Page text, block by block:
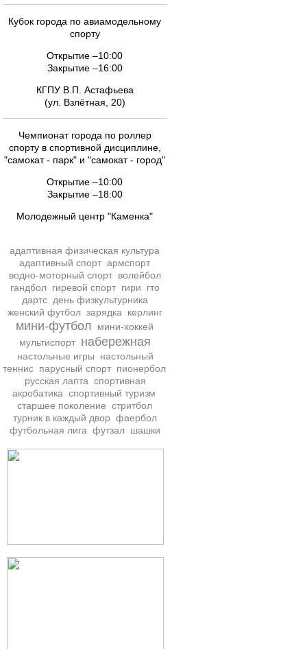
Кубок города по авиамодельному
спорту
Открытие –10:00
Закрытие –16:00
КГПУ В.П. Астафьева
(ул. Взлётная, 20)
Чемпионат города по роллер
спорту в спортивной дисциплине,
"самокат - парк" и "самокат - город"
Открытие –10:00
Закрытие –18:00
Молодежный центр "Каменка"
адаптивная физическая культура
адаптивный спорт армспорт
водно-моторный спорт волейбол
гандбол гиревой спорт гири
гто
дартс день физкультурника
женский футбол зарядка керлинг
мини-футбол
мини-хоккей
мультиспорт набережная
настольные игры
настольный
теннис парусный спорт пионербол
русская лапта спортивная
акробатика спортивный туризм
старшее поколение стритбол
турник в каждый двор фаербол
футбольная лига футзал шашки